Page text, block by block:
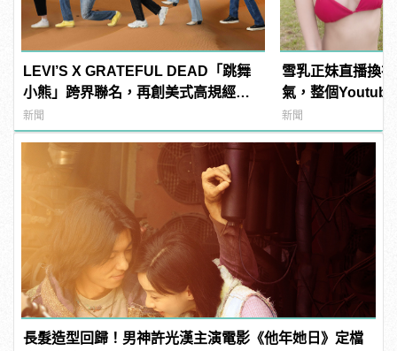
LEVI’S X GRATEFUL DEAD「跳舞
小熊」跨界聯名，再創美式高規經典 |
manfashion這樣變型男
新聞
雪乳正妹直播換
氣，整個
manfashion這樣
新聞
長髮造型回歸！男神許光漢主演電影《他年她日》定檔